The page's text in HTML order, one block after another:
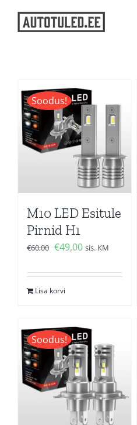
Soodus!
M10 LED Esitule
Pirnid H1
€60,00 Algne
oli:
€60,00.
€49,00Current
is:
sis. KM
Lisa korvi
Soodus!